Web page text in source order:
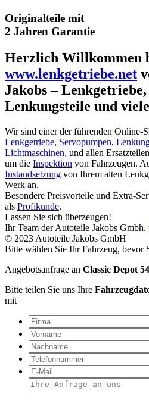
Originalteile mit
2 Jahren Garantie
Herzlich Willkommen
www.lenkgetriebe.net
Jakobs –
Lenkungsteile und
Wir sind einer der führenden Online-
Lenkgetriebe, Servopumpen,
Lichtmaschinen, und allen
um die Inspektion von Fahrzeugen.
Instandsetzung von Ihrem alten
Werk an.
Besondere Preisvorteile und Extra-
als Profikunde.
Lassen Sie sich überzeugen!
Ihr Team der Autoteile Jakobs Gmbh.
© 2023 Autoteile Jakobs GmbH
Bitte wählen Sie Ihr Fahrzeug, bevor
Angebotsanfrage an Classic Depot 54
Bitte teilen Sie uns Ihre
mit